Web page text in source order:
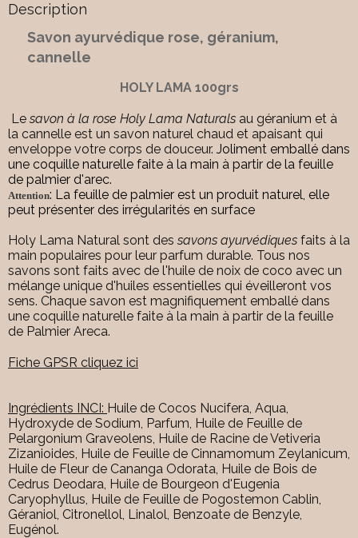
Description
Savon ayurvédique rose, géranium,
cannelle
HOLY LAMA 100grs
Le savon à la rose Holy Lama Naturals au géranium et à
la cannelle est un savon naturel chaud et apaisant qui
enveloppe votre corps de douceur. Joliment emballé dans
une coquille naturelle faite à la main à partir de la feuille
de palmier d'arec.
Attention: La feuille de palmier est un produit naturel, elle
peut présenter des irrégularités en surface
Holy Lama Natural sont des savons ayurvédiques faits à la
main populaires pour leur parfum durable. Tous nos
savons sont faits avec de l'huile de noix de coco avec un
mélange unique d'huiles essentielles qui éveilleront vos
sens. Chaque savon est magnifiquement emballé dans
une coquille naturelle faite à la main à partir de la feuille
de Palmier Areca.
Fiche GPSR cliquez ici
Ingrédients INCI: Huile de Cocos Nucifera, Aqua,
Hydroxyde de Sodium, Parfum, Huile de Feuille de
Pelargonium Graveolens, Huile de Racine de Vetiveria
Zizanioides, Huile de Feuille de Cinnamomum Zeylanicum,
Huile de Fleur de Cananga Odorata, Huile de Bois de
Cedrus Deodara, Huile de Bourgeon d'Eugenia
Caryophyllus, Huile de Feuille de Pogostemon Cablin,
Géraniol, Citronellol, Linalol, Benzoate de Benzyle,
Eugénol.